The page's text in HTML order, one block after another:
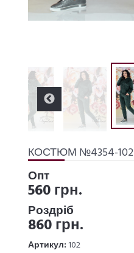
КОСТЮМ №4354-102
Опт
560 грн.
Роздріб
860 грн.
Артикул: 102